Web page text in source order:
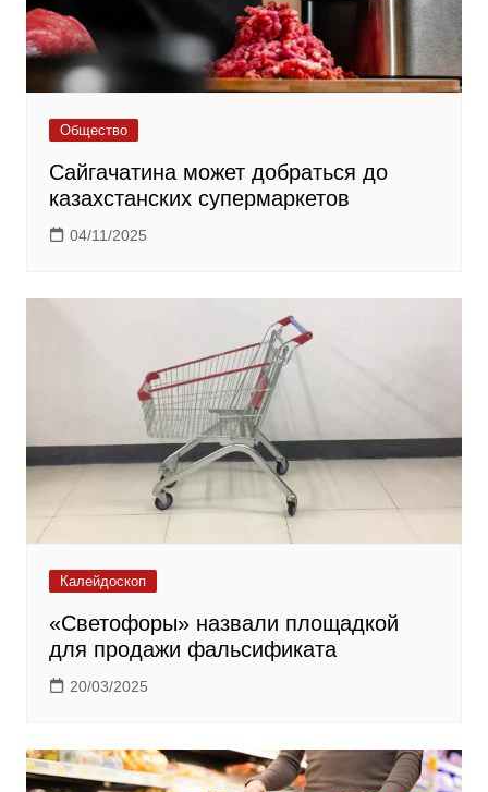
Общество
Сайгачатина может добраться до
казахстанских супермаркетов
04/11/2025
Калейдоскоп
«Светофоры» назвали площадкой
для продажи фальсификата
20/03/2025